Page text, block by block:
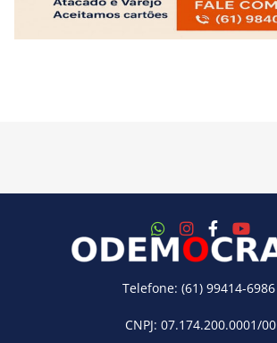
Telefone: (61) 99414-6986
CNPJ: 07.174.200.0001/00